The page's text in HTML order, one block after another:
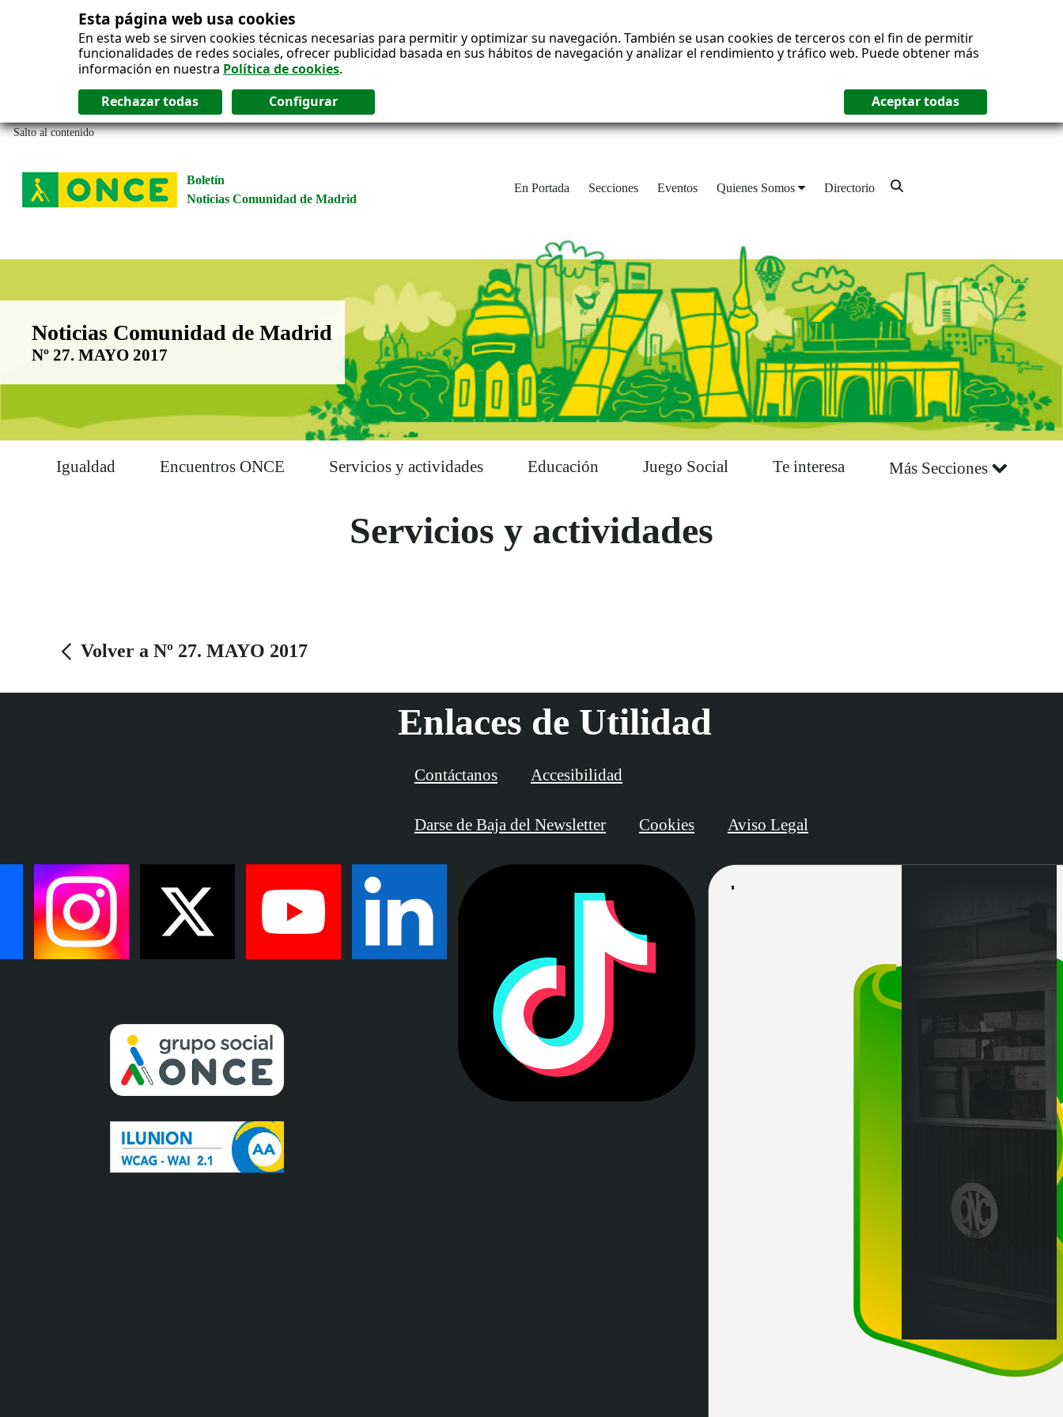
Esta página web usa cookies
En esta web se sirven cookies técnicas necesarias para permitir y optimizar su navegación. También se usan cookies de terceros con el fin de permitir
funcionalidades de redes sociales, ofrecer publicidad basada en sus hábitos de navegación y analizar el rendimiento y tráfico web. Puede obtener más
información en nuestra Política de cookies.
Salto al contenido
Boletín
Noticias Comunidad de Madrid
En Portada Secciones Eventos Quienes Somos Directorio
Boletín Noticias Comunidad de Madrid
Noticias Comunidad de Madrid
Nº 27. MAYO 2017
Igualdad Encuentros ONCE Servicios y actividades Educación Juego Social Te interesa Más Secciones
Servicios y actividades
Volver a Nº 27. MAYO 2017
Enlaces de Utilidad
Contáctanos Accesibilidad
Darse de Baja del Newsletter Cookies Aviso Legal